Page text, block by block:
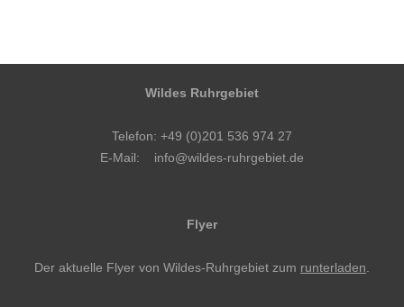
Wildes Ruhrgebiet
Telefon: +49 (0)201 536 974 27
E-Mail: info@wildes-ruhrgebiet.de
Flyer
Der aktuelle Flyer von Wildes-Ruhrgebiet zum runterladen